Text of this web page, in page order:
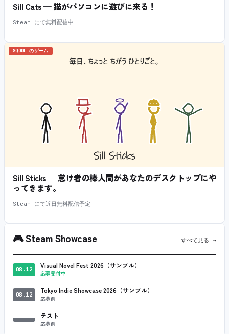
Sill Cats — 猫がパソコンに遊びに来る！
Steam にて無料配信中
SQOOL のゲーム
Sill Sticks — 怠け者の棒人間があなたのデスクトップにや
ってきます。
Steam にて近日無料配信予定
🎮Steam Showcase すべて見る →
08.12 Visual Novel Fest 2026（サンプル）
応募受付中
08.12 Tokyo Indie Showcase 2026（サンプル）
応募前
テスト
応募前